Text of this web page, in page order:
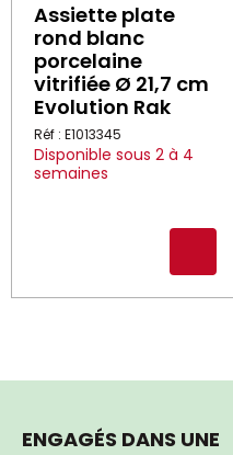
Assiette plate
rond blanc
porcelaine
vitrifiée Ø 21,7 cm
Evolution Rak
Réf : E1013345
Disponible sous 2 à 4
semaines
ENGAGÉS DANS UNE